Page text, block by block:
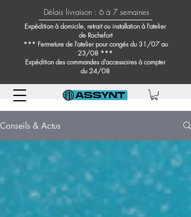
Délais livraison : 6 à 7 semaines
Expédition à domicile, retrait ou installation à l'atelier
de Rochefort
*** Fermeture de l'atelier pour congés du 31/07 au
23/08 ***
Expédition des commandes d'accessoires à compter
du 24/08
Conseils & Actus